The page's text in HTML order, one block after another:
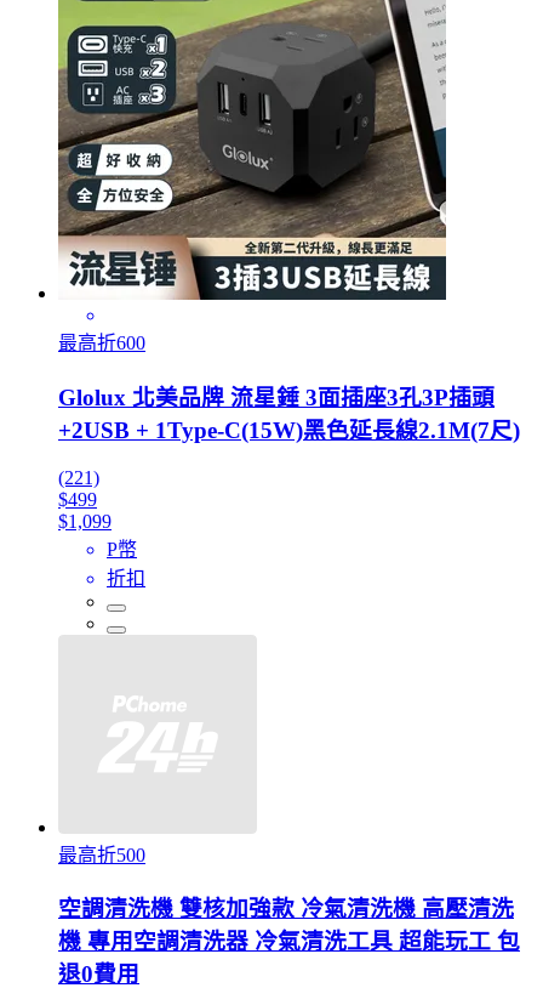
最高折600
Glolux 北美品牌 流星錘 3面插座3孔3P插頭
+2USB + 1Type-C(15W)黑色延長線2.1M(7尺)
(221)
$499
$1,099
P幣
折扣
最高折500
空調清洗機 雙核加強款 冷氣清洗機 高壓清洗
機 專用空調清洗器 冷氣清洗工具 超能玩工 包
退0費用